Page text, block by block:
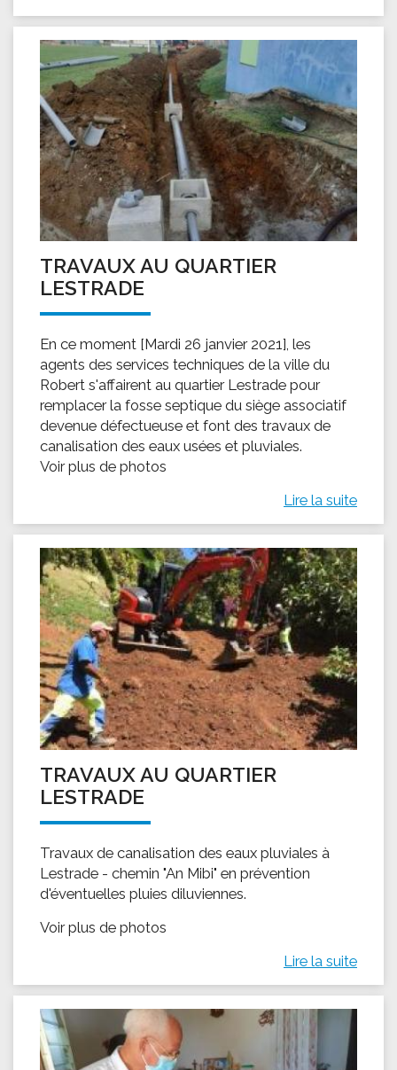
TRAVAUX AU QUARTIER
LESTRADE
En ce moment [Mardi 26 janvier 2021], les
agents des services techniques de la ville du
Robert s'affairent au quartier Lestrade pour
remplacer la fosse septique du siège associatif
devenue défectueuse et font des travaux de
canalisation des eaux usées et pluviales.
Voir plus de photos
Lire la suite
TRAVAUX AU QUARTIER
LESTRADE
Travaux de canalisation des eaux pluviales à
Lestrade - chemin "An Mibi" en prévention
d'éventuelles pluies diluviennes.
Voir plus de photos
Lire la suite